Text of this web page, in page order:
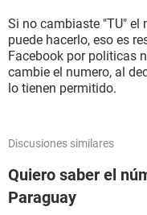
Si no cambiaste "TU" el
puede hacerlo, eso es
Facebook por politicas
cambie el numero, al
lo tienen permitido.
Discusiones similares
Quiero saber el
Paraguay